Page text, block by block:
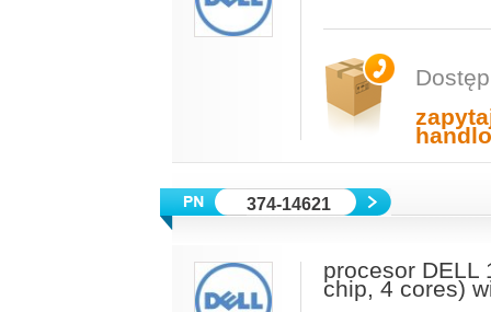
374-14621
procesor DELL
chip, 4 cores)